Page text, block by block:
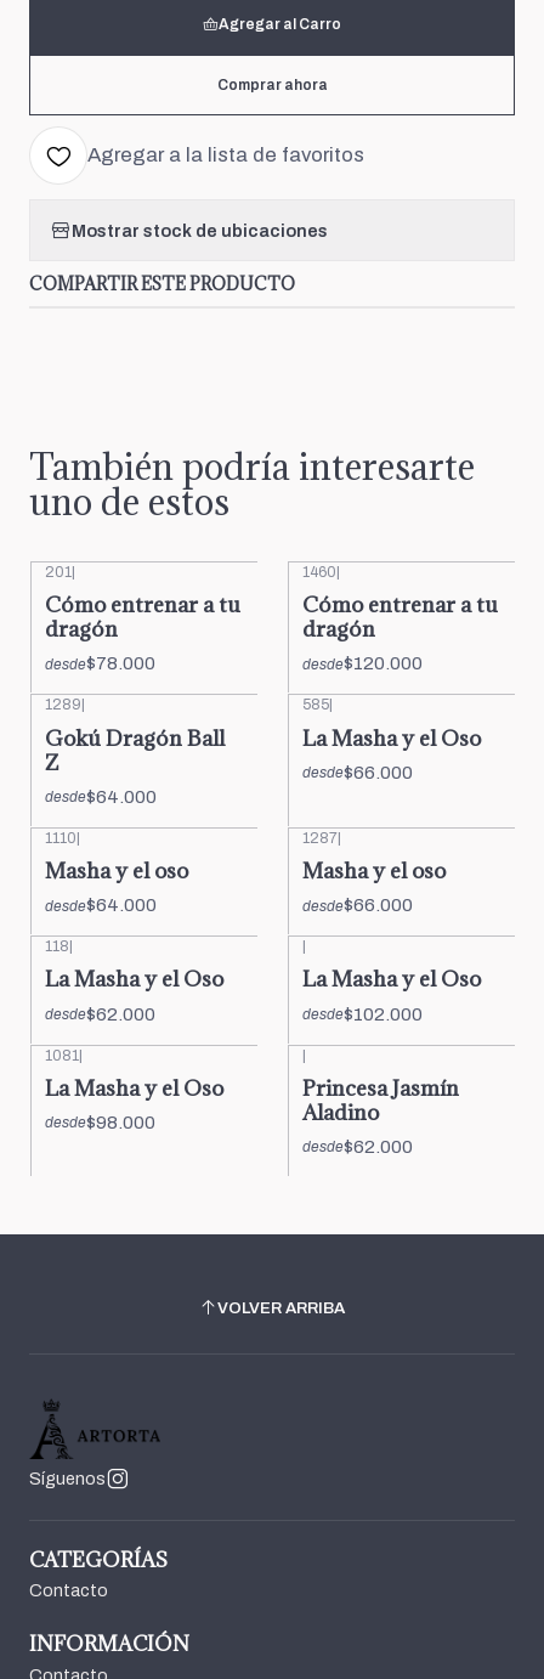
Agregar al Carro
Comprar ahora
Agregar a la lista de favoritos
Mostrar stock de ubicaciones
COMPARTIR ESTE PRODUCTO
También podría interesarte
uno de estos
201
Cómo entrenar a tu
dragón
desde$78.000
1460
Cómo entrenar a tu
dragón
desde$120.000
1289
Gokú Dragón Ball
Z
desde$64.000
585
La Masha y el Oso
desde$66.000
1110|
Masha y el oso
desde$64.000
1287|
Masha y el oso
desde$66.000
118
La Masha y el Oso
desde$62.000
La Masha y el Oso
desde$102.000
1081 |
La Masha y el Oso
desde$98.000
|
Princesa Jasmín
Aladino
desde$62.000
VOLVER ARRIBA
Síguenos
CATEGORÍAS
Contacto
INFORMACIÓN